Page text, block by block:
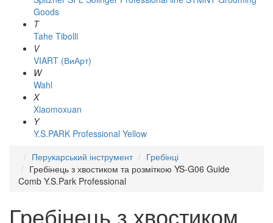
Goods
T
Tahe Tibolli
V
VIART (ВиАрт)
W
Wahl
X
Xiaomoxuan
Y
Y.S.PARK Professional Yellow
Перукарський інструмент
Гребінці
Гребінець з хвостиком та розміткою YS-G06 Guide
Comb Y.S.Park Professional
Гребінець з хвостиком